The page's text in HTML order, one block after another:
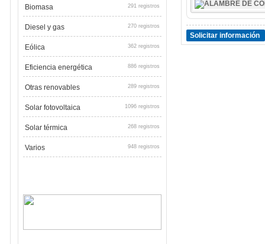
Biomasa 291 registros
Diesel y gas 270 registros
Eólica 362 registros
Eficiencia energética 886 registros
Otras renovables 289 registros
Solar fotovoltaica 1096 registros
Solar térmica 268 registros
Varios 948 registros
Solicitar información